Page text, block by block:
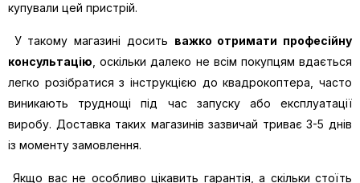
купували цей пристрій.
У такому магазині досить важко отримати професійну
консультацію , оскільки далеко не всім покупцям вдається
легко розібратися з інструкцією до квадрокоптера, часто
виникають труднощі під час запуску або експлуатації
виробу. Доставка таких магазинів зазвичай триває 3-5 днів
із моменту замовлення.
Якщо вас не особливо цікавить гарантія, а скільки стоїть